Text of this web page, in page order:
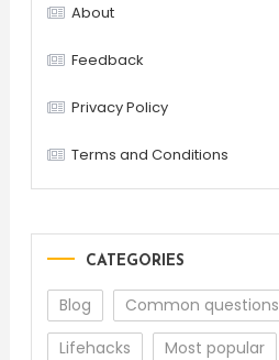
About
Feedback
Privacy Policy
Terms and Conditions
CATEGORIES
Blog Common questions
Lifehacks
Most popular